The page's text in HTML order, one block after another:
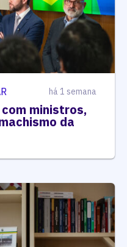
há 1 semana
ministros,
da